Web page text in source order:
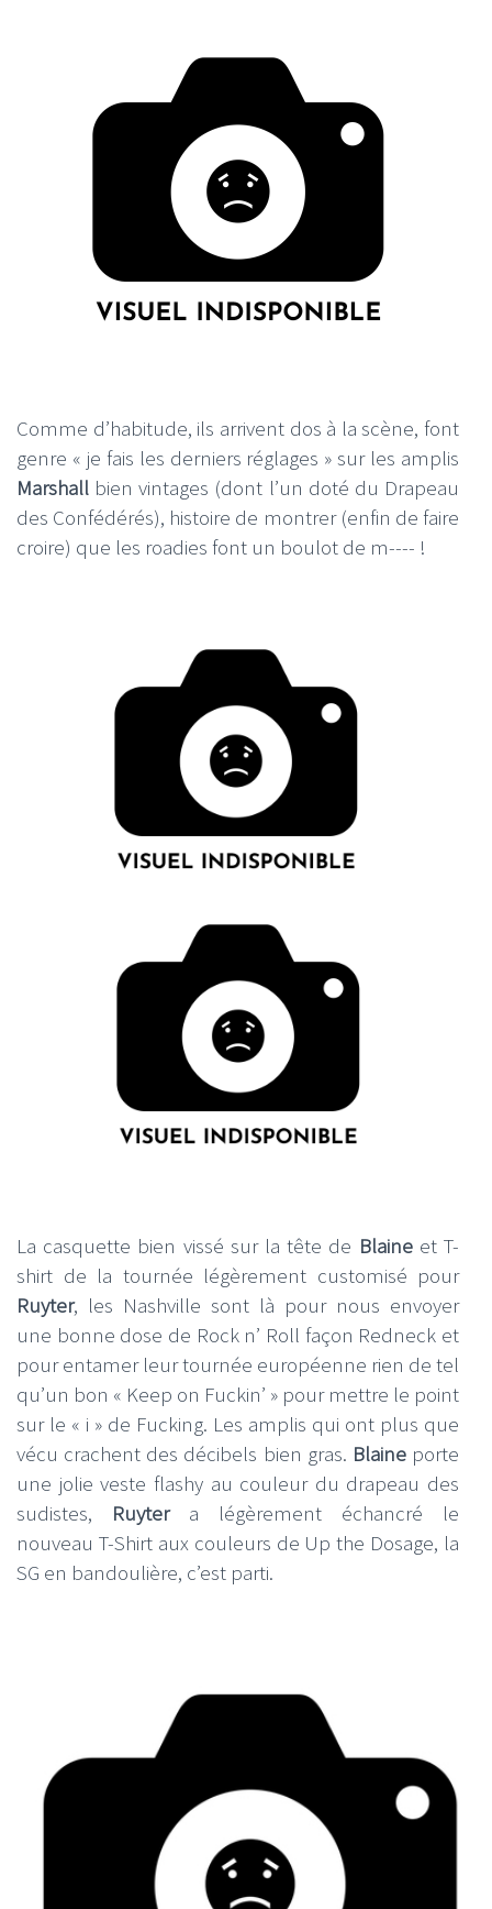
Comme d’habitude, ils arrivent dos à la scène, font
genre « je fais les derniers réglages » sur les amplis
Marshall bien vintages (dont l’un doté du Drapeau
des Confédérés), histoire de montrer (enfin de faire
croire) que les roadies font un boulot de m---- !
La casquette bien vissé sur la tête de Blaineet T-
shirt de la tournée légèrement customisé pour
Ruyter, les Nashville sont là pour nous envoyer
une bonne dose de Rock n’ Roll façon Redneck et
pour entamer leur tournée européenne rien de tel
qu’un bon « Keep on Fuckin’ » pour mettre le point
sur le « i » de Fucking. Les amplis qui ont plus que
vécu crachent des décibels bien gras. Blaineporte
une jolie veste flashy au couleur du drapeau des
sudistes, Ruytera légèrement échancré le
nouveau T-Shirt aux couleurs de Up the Dosage, la
SG en bandoulière, c’est parti.